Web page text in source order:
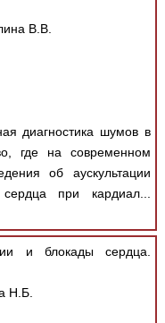
В.В.
диагностика шумов в
где на современном
об аускультации
при кардиал...
и блокады сердца.
Н.Б.